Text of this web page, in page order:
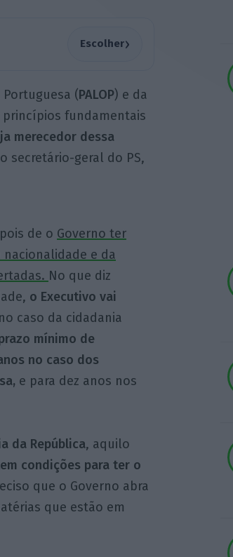
Escolher›
(PALOP) e da
princípios fundamentais
merecedor dessa
secretário-geral do PS,
de o Governo ter
nacionalidade e da
No que diz
o Executivo vai
caso da cidadania
mínimo de
no caso dos
e para dez anos nos
da República, aquilo
condições para ter o
que o Governo abra
que estão em